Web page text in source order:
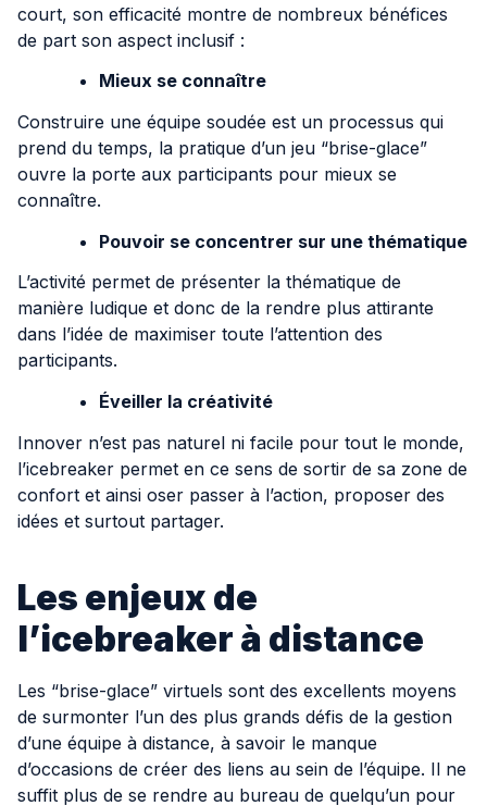
court, son efficacité montre de nombreux bénéfices
de part son aspect inclusif :
Mieux se connaître
Construire une équipe soudée est un processus qui
prend du temps, la pratique d’un jeu “brise-glace”
ouvre la porte aux participants pour mieux se
connaître.
Pouvoir se concentrer sur une thématique
L’activité permet de présenter la thématique de
manière ludique et donc de la rendre plus attirante
dans l’idée de maximiser toute l’attention des
participants.
Éveiller la créativité
Innover n’est pas naturel ni facile pour tout le monde,
l’icebreaker permet en ce sens de sortir de sa zone de
confort et ainsi oser passer à l’action, proposer des
idées et surtout partager.
Les enjeux de
l’icebreaker à distance
Les “brise-glace” virtuels sont des excellents moyens
de surmonter l’un des plus grands défis de la gestion
d’une équipe à distance, à savoir le manque
d’occasions de créer des liens au sein de l’équipe. Il ne
suffit plus de se rendre au bureau de quelqu’un pour